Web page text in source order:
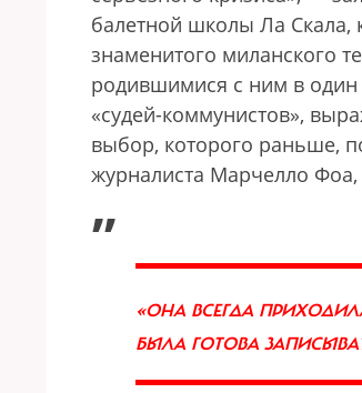
балетной школы Ла
знаменитого миланского
родившимися с ним в один
«судей-коммунистов»,
выбор, которого раньше,
журналиста Марчелло Фоа,
„
«ОНА ВСЕГДА
БЫЛА ГОТОВА